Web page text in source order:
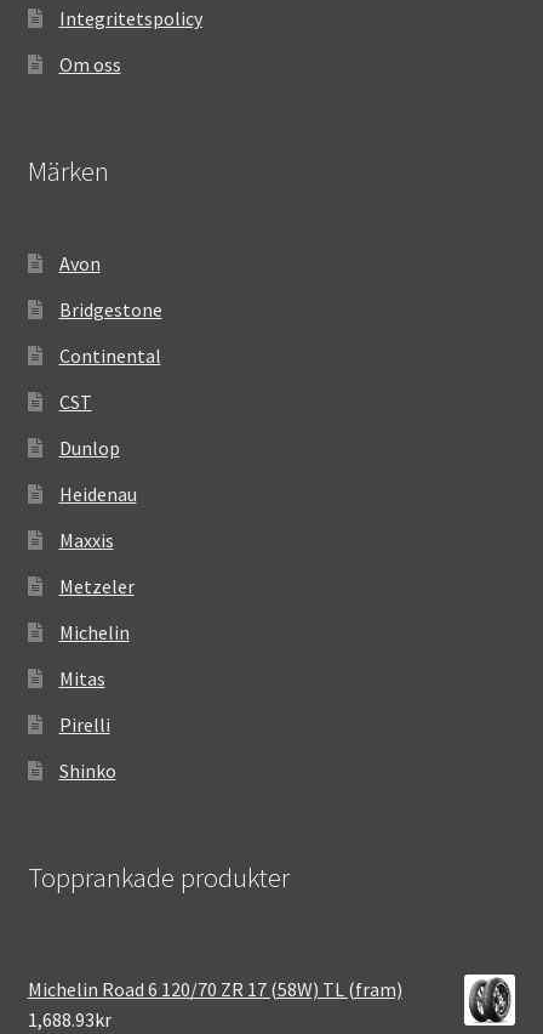
Integritetspolicy
Om oss
Märken
Avon
Bridgestone
Continental
CST
Dunlop
Heidenau
Maxxis
Metzeler
Michelin
Mitas
Pirelli
Shinko
Topprankade produkter
Michelin Road 6 120/70 ZR 17 (58W) TL (fram)
1,688.93kr